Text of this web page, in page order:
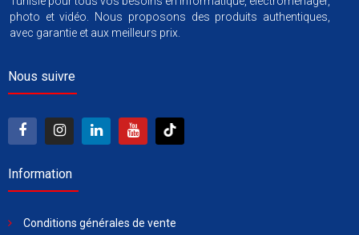
photo et vidéo. Nous proposons des produits authentiques,
avec garantie et aux meilleurs prix.
Nous suivre
Information
Conditions générales de vente